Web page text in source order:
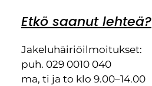
Etkö saanut lehteä?
Jakeluhäiriöilmoitukset:
puh. 029 0010 040
ma, ti ja to klo 9.00–14.00